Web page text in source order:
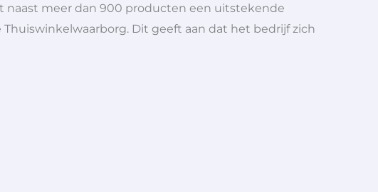
naast meer dan 900 producten een uitstekende
Dit geeft aan dat het bedrijf zich